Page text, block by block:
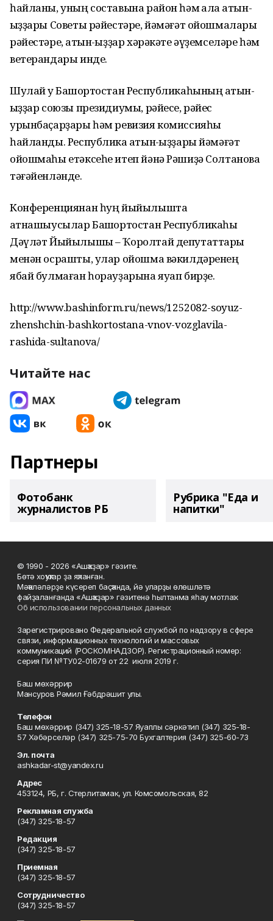
һайланы, уның составына район һәм ҡала ҡатын-
ҡыҙҙары Советы рәйестәре, йәмәғәт ойошмалары
рәйестәре, ҡатын-ҡыҙҙар хәрәкәте әүҙемселәре һәм
ветерандары инде.
Шулай уҡ Башҡортостан Республикаһының ҡатын-
ҡыҙҙар союзы президиумы, рәйесе, рәйес
урынбаҫарҙары һәм ревизия комиссияһы
һайланды. Республика ҡатын-ҡыҙҙары йәмәғәт
ойошмаһы етәксеһе итеп йәнә Рәшиҙә Солтанова
тәғәйенләнде.
Конференциянан һуң йыйылышта
ҡатнашыусылар Башҡортостан Республикаһы
Дәүләт Йыйылышы – Ҡоролтай депутаттары
менән осрашты, улар ойошма вәкилдәренең
ябай булмаған һорауҙарына яуап бирҙе.
http://www.bashinform.ru/news/1252082-soyuz-
zhenshchin-bashkortostana-vnov-vozglavila-
rashida-sultanova/
Читайте нас
Партнеры
Фотобанк
журналистов РБ
Рубрика "Еда и
напитки"
© 1990 - 2026 «Ашҡаҙар» гәзите.
Бөтә хоҡуҡтар ҙа яҡланған.
Мәҡәләләрҙе күсереп баҫҡанда, йә уларҙы өлөшләтә
файҙаланғанда «Ашҡаҙар» гәзитенә һылтанма яһау мотлаҡ.
Об использовании персональных данных
Зарегистрировано Федеральной службой по надзору в сфере
связи, информационных технологий и массовых
коммуникаций (РОСКОМНАДЗОР). Регистрационный номер:
серия ПИ №ТУ02-01679 от 22 июля 2019 г.
Баш мөхәррир
Мансуров Рәмил Ғәбдрәшит улы.
Телефон
Баш мөхәррир (347) 325-18-57 Яуаплы сәркәтип (347) 325-18-
57 Хәбәрселәр (347) 325-75-70 Бухгалтерия (347) 325-60-73
Эл. почта
ashkadar-st@yandex.ru
Адрес
453124, РБ, г. Стерлитамак, ул. Комсомольская, 82
Рекламная служба
(347) 325-18-57
Редакция
(347) 325-18-57
Приемная
(347) 325-18-57
Сотрудничество
(347) 325-18-57